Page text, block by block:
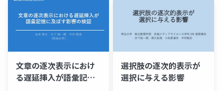
文章の逐次表示におけ
る遅延挿入が語彙記憶
選択肢の逐次的表示が
選択に与える影響